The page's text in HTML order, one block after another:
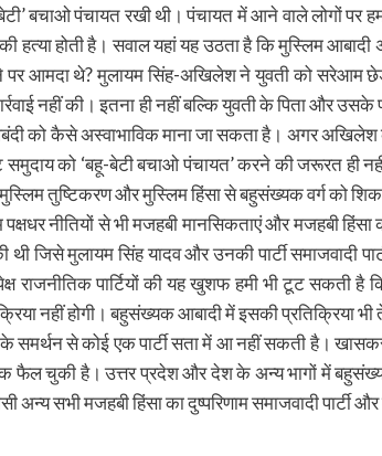
बचाओ पंचायत रखी थी। पंचायत में आने वाले लोगों
हत्या होती है। सवाल यहां यह उठता है कि मुस्लिम
आमदा थे? मुलायम सिंह-अखिलेश ने युवती को सरेआम
नहीं की। इतना ही नहीं बल्कि युवती के पिता और
को कैसे अस्वाभाविक माना जा सकता है। अगर
समुदाय को ‘बहू-बेटी बचाओ पंचायत’ करने की जरूरत ही
तुष्टिकरण और मुस्लिम हिंसा से बहुसंख्यक वर्ग को
पक्षधर नीतियों से भी मजहबी मानसिकताएं और मजहबी
थी जिसे मुलायम सिंह यादव और उनकी पार्टी समाजवादी
राजनीतिक पार्टियों की यह खुशफ हमी भी टूट
नहीं होगी। बहुसंख्यक आबादी में इसकी प्रतिक्रिया
समर्थन से कोई एक पार्टी सता में आ नहीं सकती है।
फैल चुकी है। उत्तर प्रदेश और देश के अन्य भागों में
अन्य सभी मजहबी हिंसा का दुष्परिणाम समाजवादी पार्टी